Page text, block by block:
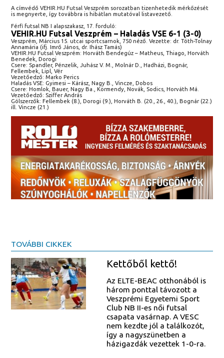
A címvédő VEHIR.HU Futsal Veszprém sorozatban tizenhetedik mérkőzését
is megnyerte, így továbbra is hibátlan mutatóval listavezető.
Férfi futsal NB I alapszakasz, 17. forduló:
VEHIR.HU Futsal Veszprém – Haladás VSE 6-1 (3-0)
Veszprém, Március 15. utcai sportcsarnok, 750 néző. Vezette: dr. Tóth-Tolnay
Annamária (ifj. Imrő János, dr. Ihász Tamás)
VEHIR.HU Futsal Veszprém: Horváth Bendegúz – Matheus, Thiago, Horváth
Benedek, Dorogi
Csere: Spandler, Pénzelik, Juhász V. M., Molnár D., Hadházi, Bognár,
Fellembek, Lipl, Vér
Vezetőedző: Marko Perics
Haladás VSE: Gyimesi – Kárász, Nagy B., Vincze, Dobos
Csere: Homlok, Bauer, Nagy Ba., Körmendy, Novák, Sodics, Horváth Má.
Vezetőedző: Sziffer András
Gólszerzők: Fellembek (8.), Dorogi (9.), Horváth B. (20., 26., 40.), Bognár (22.)
ill. Vincze (21.)
TOVÁBBI CIKKEK
Kettőből kettő!
Az ELTE-BEAC otthonából is
három ponttal távozott a
Veszprémi Egyetemi Sport
Club NB II-es női futsal
csapata vasárnap. A VESC
nem kezdte jól a találkozót,
így a nagyszünetben a
házigazdák vezettek 1-0-ra.